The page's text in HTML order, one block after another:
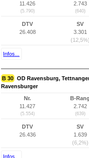
11.426
(5.790)
2.743
(640)
DTV
26.408
SV
3.301
(12,5%)
Infos...
B 30 OD Ravensburg,
Ravensburger
Nr.
11.427
(5.554)
B-Rang
2.742
(639)
DTV
26.436
SV
1.639
(6,2%)
Infos...